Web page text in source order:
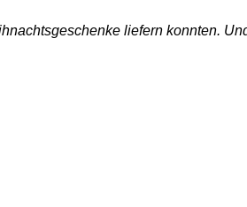
liefern konnten.